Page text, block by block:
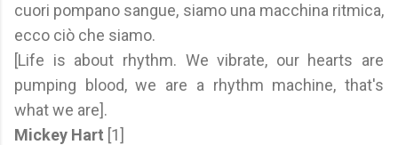
cuori pompano sangue, siamo una macchina ritmica,
ecco ciò che siamo.
[Life is about rhythm. We vibrate, our hearts are
pumping blood, we are a rhythm machine, that's
what we are].
Mickey Hart [1]